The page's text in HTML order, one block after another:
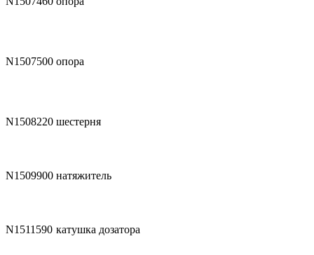
N1507500 опора
N1508220 шестерня
N1509900 натяжитель
N1511590 катушка дозатора